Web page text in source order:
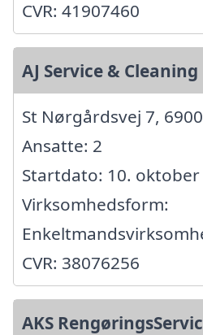
CVR: 41907460
AJ Service & Cleaning
St Nørgårdsvej 7,
Ansatte: 2
Startdato: 10. oktober
Virksomhedsform:
CVR: 38076256
AKS